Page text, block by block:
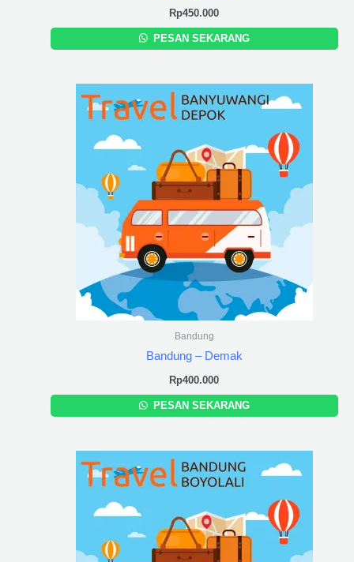
Rp450.000
PESAN SEKARANG
Bandung
Bandung – Demak
Rp400.000
PESAN SEKARANG